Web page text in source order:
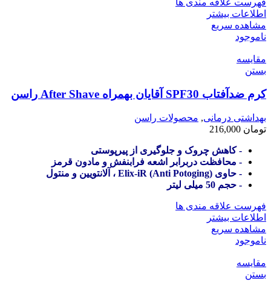
اطلاعات بیشتر
مشاهده سریع
ناموجود
مقایسه
بستن
کرم ضدآفتاب SPF30 آقایان بهمراه After Shave راسن
بهداشتی درمانی, محصولات راسن
تومان
- کاهش چروک و جلوگیری از پیرپوستی
- محافظت دربرابر اشعه فرابنفش و مادون قرمز
- حاوی (Anti Potoging) Elix-iR ، آلانتویین و منتول
- حجم 50 میلی لیتر
فهرست علاقه مندی ها
اطلاعات بیشتر
مشاهده سریع
ناموجود
مقایسه
بستن